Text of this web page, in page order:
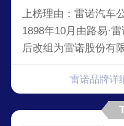
上榜理由：雷诺汽车
1898年10月由路易·
后改组为雷诺股份有
后恢复了传统的生产
部门，加强同其他工
最大的工业企业之一
雷诺品牌详